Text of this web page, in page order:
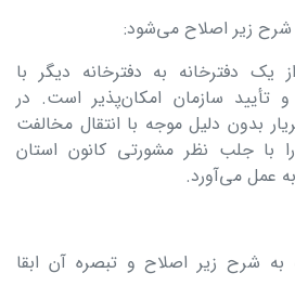
از یک دفترخانه به دفترخانه دیگر با
تأیید سازمان امکان‌‌پذیر است. در
بدون دلیل موجه با انتقال مخالفت
با جلب نظر مشورتی کانون استان
عمل می‌آورد.
آیین‌نامه به شرح زیر اصلاح و تبصره آن ابقا